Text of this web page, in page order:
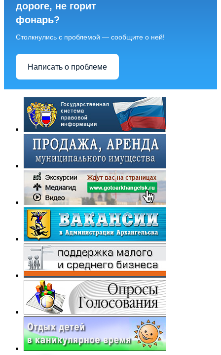
дороге, не горит
фонарь?
Столкнулись с проблемой — сообщите о ней!
Написать о проблеме